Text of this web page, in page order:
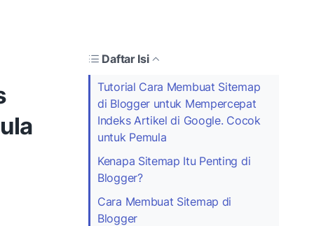
Daftar Isi
Tutorial Cara Membuat Sitemap
di Blogger untuk Mempercepat
Indeks Artikel di Google. Cocok
untuk Pemula
Kenapa Sitemap Itu Penting di
Blogger?
Cara Membuat Sitemap di
Blogger